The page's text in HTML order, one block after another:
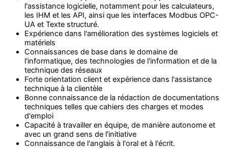
l'assistance logicielle, notamment pour les calculateurs,
les IHM et les API, ainsi que les interfaces Modbus OPC-
UA et Texte structuré.
Expérience dans l'amélioration des systèmes logiciels et
matériels
Connaissances de base dans le domaine de
l'informatique, des technologies de l'information et de la
technique des réseaux
Forte orientation client et expérience dans l'assistance
technique à la clientèle
Bonne connaissance de la rédaction de documentations
techniques telles que cahiers des charges et modes
d'emploi
Capacité à travailler en équipe, de manière autonome et
avec un grand sens de l'initiative
Connaissance de l'anglais à l'oral et à l'écrit.